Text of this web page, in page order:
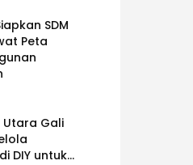
SDM
Peta
Utara Gali
DIY untuk...